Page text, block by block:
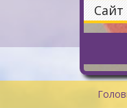
Сайт